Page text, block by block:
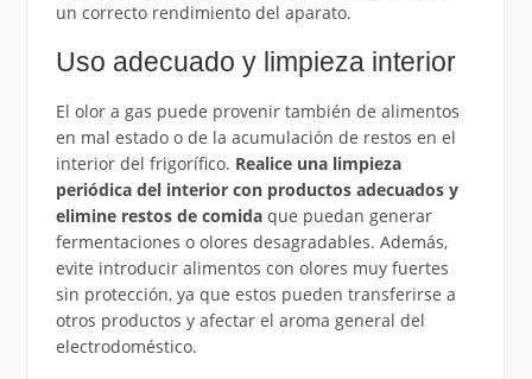
un correcto rendimiento del aparato.
Uso adecuado y limpieza interior
El olor a gas puede provenir también de alimentos
en mal estado o de la acumulación de restos en el
interior del frigorífico. Realice una limpieza
periódica del interior con productos adecuados y
elimine restos de comidaque puedan generar
fermentaciones o olores desagradables. Además,
evite introducir alimentos con olores muy fuertes
sin protección, ya que estos pueden transferirse a
otros productos y afectar el aroma general del
electrodoméstico.